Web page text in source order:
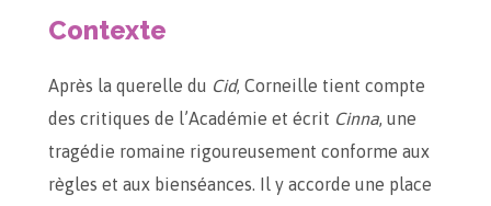
Contexte
Après la querelle du Cid, Corneille tient compte
des critiques de l’Académie et écrit Cinna, une
tragédie romaine rigoureusement conforme aux
règles et aux bienséances. Il y accorde une place